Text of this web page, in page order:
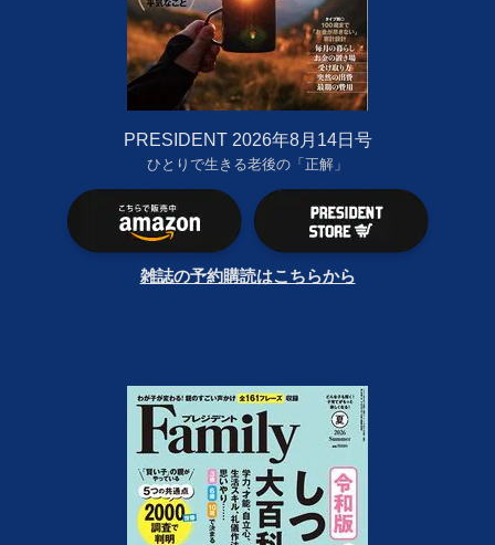
PRESIDENT 2026年8月14日号
ひとりで生きる老後の「正解」
雑誌の予約購読はこちらから